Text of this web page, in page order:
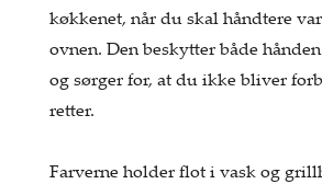
køkkenet, når du skal håndtere
ovnen. Den beskytter både
og sørger for, at du ikke bliver
retter.
Farverne holder flot i vask og